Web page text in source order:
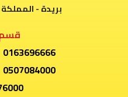
بريدة -
قسم
0163696666
0507084000